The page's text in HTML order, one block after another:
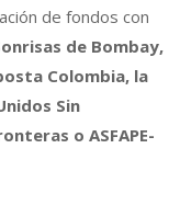
de fondos con
de Bombay,
Colombia, la
Sin
o ASFAPE-